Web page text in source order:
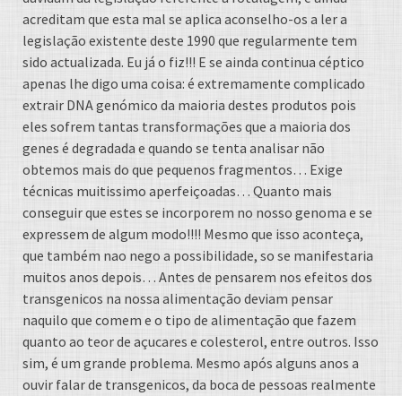
acreditam que esta mal se aplica aconselho-os a ler a
legislação existente deste 1990 que regularmente tem
sido actualizada. Eu já o fiz!!! E se ainda continua céptico
apenas lhe digo uma coisa: é extremamente complicado
extrair DNA genómico da maioria destes produtos pois
eles sofrem tantas transformações que a maioria dos
genes é degradada e quando se tenta analisar não
obtemos mais do que pequenos fragmentos… Exige
técnicas muitissimo aperfeiçoadas… Quanto mais
conseguir que estes se incorporem no nosso genoma e se
expressem de algum modo!!!! Mesmo que isso aconteça,
que também nao nego a possibilidade, so se manifestaria
muitos anos depois… Antes de pensarem nos efeitos dos
transgenicos na nossa alimentação deviam pensar
naquilo que comem e o tipo de alimentação que fazem
quanto ao teor de açucares e colesterol, entre outros. Isso
sim, é um grande problema. Mesmo após alguns anos a
ouvir falar de transgenicos, da boca de pessoas realmente